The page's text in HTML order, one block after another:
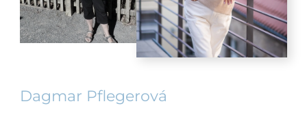
Dagmar Pflegerová